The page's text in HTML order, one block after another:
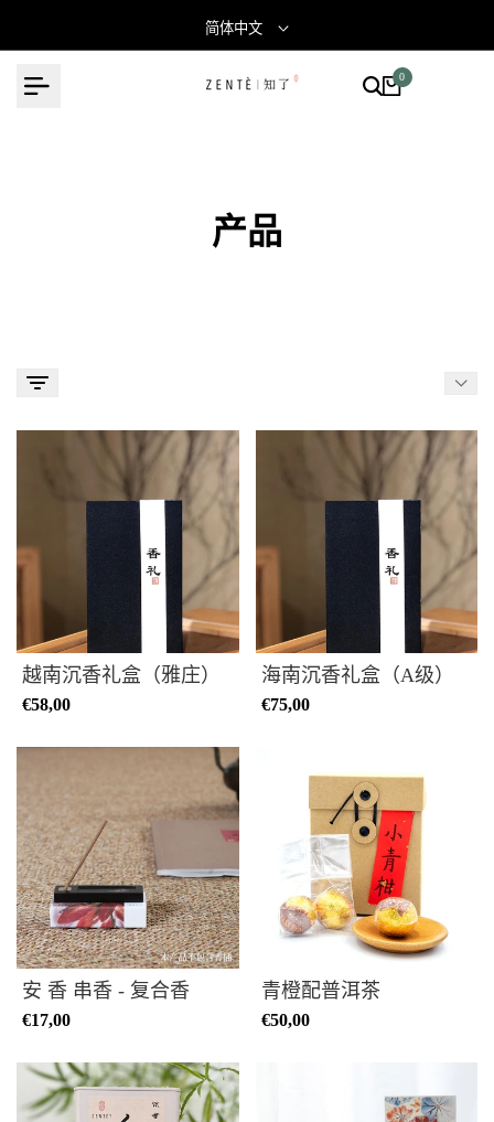
简体中文
0
产品
越南沉香礼盒（雅庄）
€58,00
海南沉香礼盒（A级）
€75,00
安 香 串香 - 复合香
€17,00
青橙配普洱茶
€50,00